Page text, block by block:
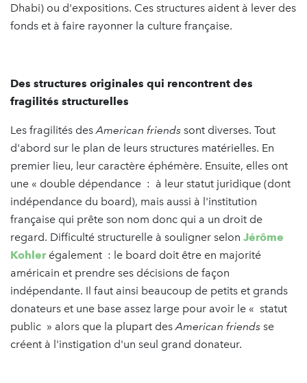
Dhabi) ou d'expositions. Ces structures aident à lever des
fonds et à faire rayonner la culture française.
Des structures originales qui rencontrent des
fragilités structurelles
Les fragilités desAmerican friends sont diverses. Tout
d'abord sur le plan de leurs structures matérielles. En
premier lieu, leur caractère éphémère. Ensuite, elles ont
une « double dépendance : à leur statut juridique (dont
indépendance du board), mais aussi à l'institution
française qui prête son nom donc qui a un droit de
regard. Difficulté structurelle à souligner selon Jérôme
Kohlerégalement : le board doit être en majorité
américain et prendre ses décisions de façon
indépendante. Il faut ainsi beaucoup de petits et grands
donateurs et une base assez large pour avoir le « statut
public » alors que la plupart desAmerican friends se
créent à l'instigation d'un seul grand donateur.